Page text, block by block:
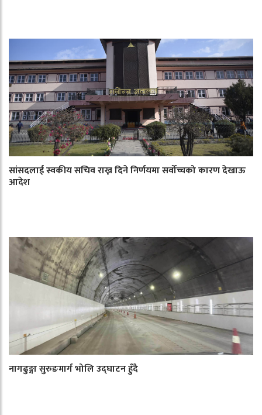
सांसदलाई स्वकीय सचिव राख्न दिने निर्णयमा सर्वोच्चको कारण देखाऊ
आदेश
नागढुङ्गा सुरुङमार्ग भोलि उद्घाटन हुँदै